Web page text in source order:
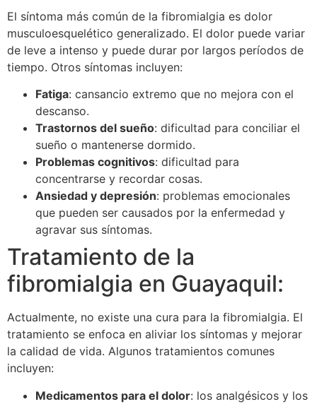
El síntoma más común de la fibromialgia es dolor
musculoesquelético generalizado. El dolor puede variar
de leve a intenso y puede durar por largos períodos de
tiempo. Otros síntomas incluyen:
Fatiga: cansancio extremo que no mejora con el
descanso.
Trastornos del sueño: dificultad para conciliar el
sueño o mantenerse dormido.
Problemas cognitivos: dificultad para
concentrarse y recordar cosas.
Ansiedad y depresión: problemas emocionales
que pueden ser causados por la enfermedad y
agravar sus síntomas.
Tratamiento de la
fibromialgia en Guayaquil:
Actualmente, no existe una cura para la fibromialgia. El
tratamiento se enfoca en aliviar los síntomas y mejorar
la calidad de vida. Algunos tratamientos comunes
incluyen:
Medicamentos para el dolor: los analgésicos y los